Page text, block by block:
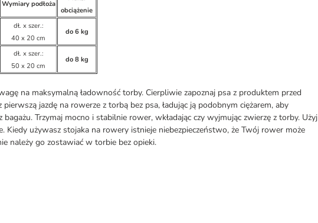
Wymiary podłoża
obciążenie
dł. x szer.:
40 x 20 cm
do 6 kg
dł. x szer.:
50 x 20 cm
do 8 kg
na maksymalną ładowność torby. Cierpliwie zapoznaj psa z produktem przed
jazdę na rowerze z torbą bez psa, ładując ją podobnym ciężarem, aby
Trzymaj mocno i stabilnie rower, wkładając czy wyjmując zwierzę z torby. Użyj
Kiedy używasz stojaka na rowery istnieje niebezpieczeństwo, że Twój rower może
należy go zostawiać w torbie bez opieki.